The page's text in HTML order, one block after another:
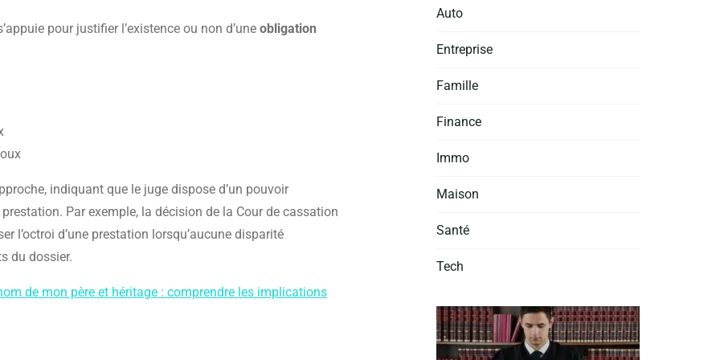
pour justifier l’existence ou non d’une obligation
indiquant que le juge dispose d’un pouvoir
Par exemple, la décision de la Cour de cassation
l’octroi d’une prestation lorsqu’aucune disparité
du dossier.
de mon père et héritage : comprendre les implications
Auto
Entreprise
Famille
Finance
Immo
Maison
Santé
Tech